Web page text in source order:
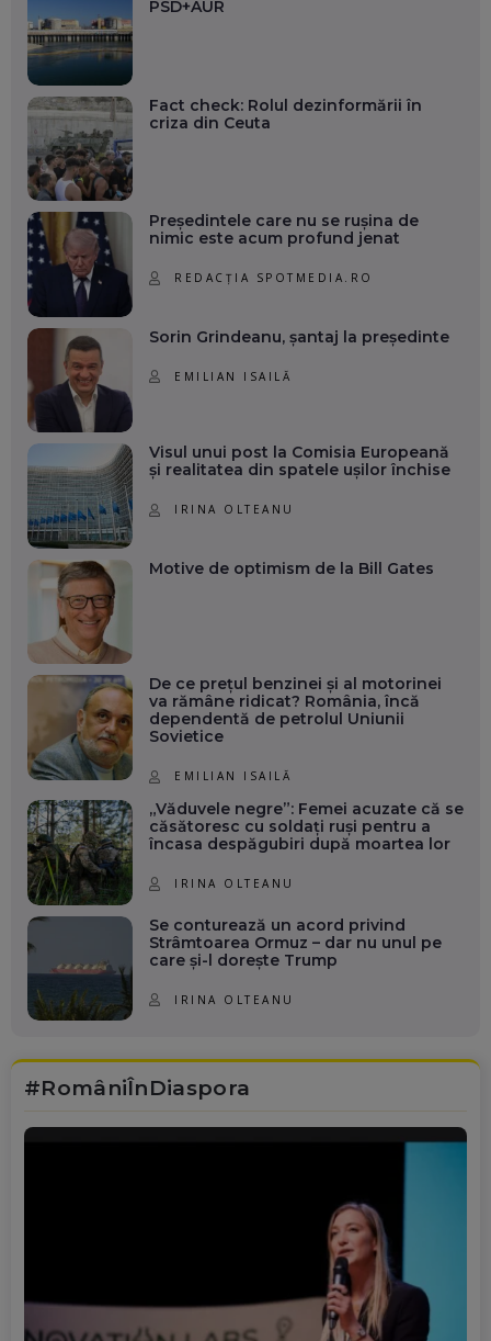
PSD+AUR
Fact check: Rolul dezinformării în
criza din Ceuta
Președintele care nu se rușina de
nimic este acum profund jenat
REDACȚIA SPOTMEDIA.RO
Sorin Grindeanu, șantaj la președinte
EMILIAN ISAILĂ
Visul unui post la Comisia Europeană
și realitatea din spatele ușilor închise
IRINA OLTEANU
Motive de optimism de la Bill Gates
De ce prețul benzinei și al motorinei
va rămâne ridicat? România, încă
dependentă de petrolul Uniunii
Sovietice
EMILIAN ISAILĂ
„Văduvele negre”: Femei acuzate că se
căsătoresc cu soldați ruși pentru a
încasa despăgubiri după moartea lor
IRINA OLTEANU
Se conturează un acord privind
Strâmtoarea Ormuz – dar nu unul pe
care și-l dorește Trump
IRINA OLTEANU
#RomâniÎnDiaspora